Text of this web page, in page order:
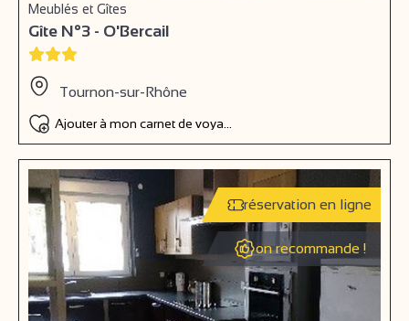
Meublés et Gîtes
Gîte N°3 - O'Bercail
Tournon-sur-Rhône
Ajouter à mon carnet de voyage
réservation en ligne
on recommande !